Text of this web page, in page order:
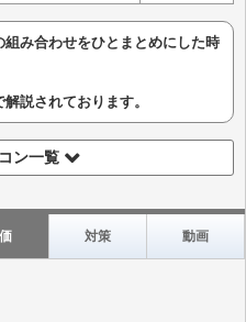
み合わせをひとまとめにした時
説されております。
ン一覧
対策 動画